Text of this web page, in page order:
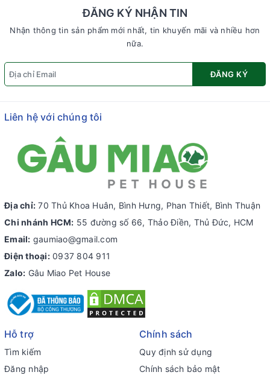
ĐĂNG KÝ NHẬN TIN
Nhận thông tin sản phẩm mới nhất, tin khuyến mãi và nhiều hơn
nữa.
ĐĂNG KÝ
Liên hệ với chúng tôi
Địa chỉ: 70 Thủ Khoa Huân, Bình Hưng, Phan Thiết, Bình Thuận
Chi nhánh HCM: 55 đường số 66, Thảo Điền, Thủ Đức, HCM
Email: gaumiao@gmail.com
Điện thoại: 0937 804 911
Zalo: Gâu Miao Pet House
Hỗ trợ
Tìm kiếm
Đăng nhập
Chính sách
Quy định sử dụng
Chính sách bảo mật